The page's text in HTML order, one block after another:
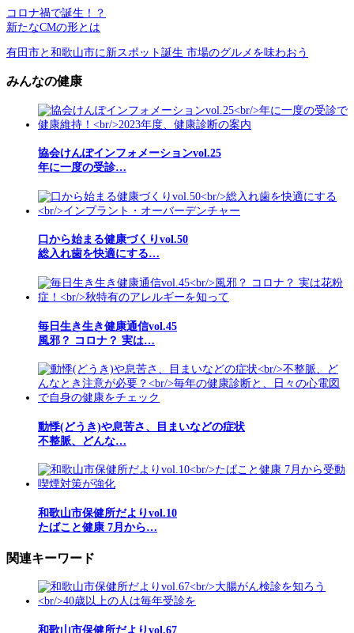
コロナ禍で誕生！？
新たなCMの形とは
有田市と和歌山市に新スポット誕生 市場のグルメを味わおう
みんなの健康
協会けんぽインフォメーションvol.25
年に一度の受診…
口から始まる健康づくりvol.50
総入れ歯を快適にする…
毎日生き生き健康通信vol.45
風邪？ コロナ？ 実は…
動悸(どうき)や息苦さ、目まいなどの症状
不整脈、どんな…
和歌山市保健所だよりvol.10
たばこと健康 7月から…
関連キーワード
和歌山市保健所だよりvol.67